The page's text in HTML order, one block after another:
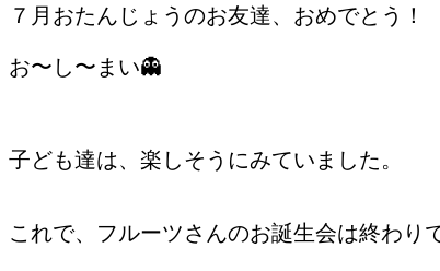
７月おたんじょうのお友達、おめでとう！
お〜し〜まい👻
子ども達は、楽しそうにみていました。
これで、フルーツさんのお誕生会は終わり